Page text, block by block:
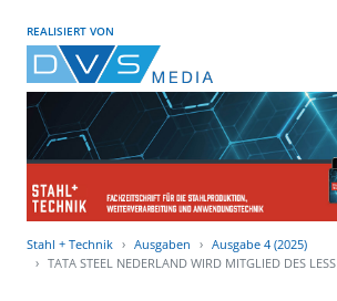
REALISIERT VON
Stahl + Technik Ausgaben
Ausgabe 4 (2025)
TATA STEEL NEDERLAND WIRD MITGLIED DES LESS